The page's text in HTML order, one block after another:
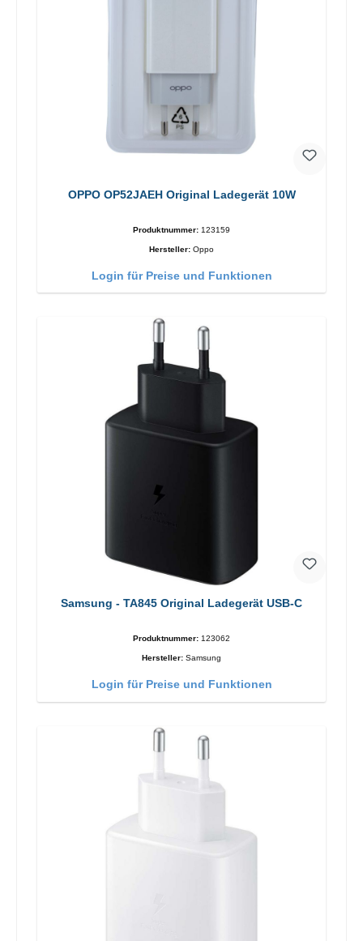
OPPO OP52JAEH Original Ladegerät 10W
Produktnummer: 123159
Hersteller: Oppo
Login für Preise und Funktionen
Samsung - TA845 Original Ladegerät USB-C
Produktnummer: 123062
Hersteller: Samsung
Login für Preise und Funktionen